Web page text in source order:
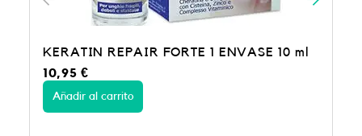
KERATIN REPAIR FORTE 1 ENVASE 10 ml
10,95€
Añadir al carrito